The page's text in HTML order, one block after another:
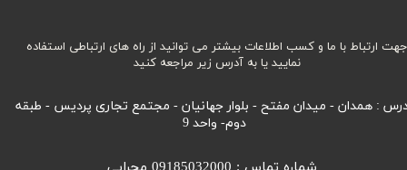
جهت ارتباط با ما و کسب اطلاعات بیشتر می توانید از راه های ارتباطی استفاده
نمایید یا به آدرس زیر مراجعه کنید
: همدان - میدان مفتح - بلوار جهانیان - مجتمع تجاری پردیس - طبقه
دوم- واحد 9